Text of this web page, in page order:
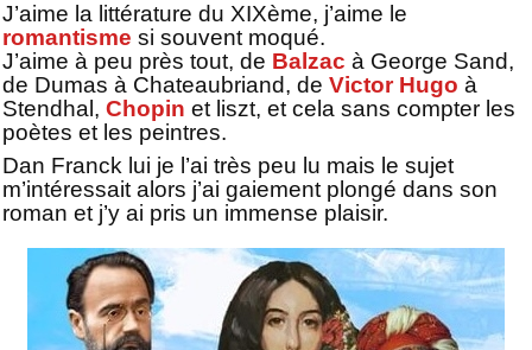
J’aime la littérature du XIXème, j’aime le
romantisme si souvent moqué.
J’aime à peu près tout, de Balzac à George Sand,
de Dumas à Chateaubriand, de Victor Hugo à
Stendhal, Chopin et liszt, et cela sans compter les
poètes et les peintres.
Dan Franck lui je l’ai très peu lu mais le sujet
m’intéressait alors j’ai gaiement plongé dans son
roman et j’y ai pris un immense plaisir.